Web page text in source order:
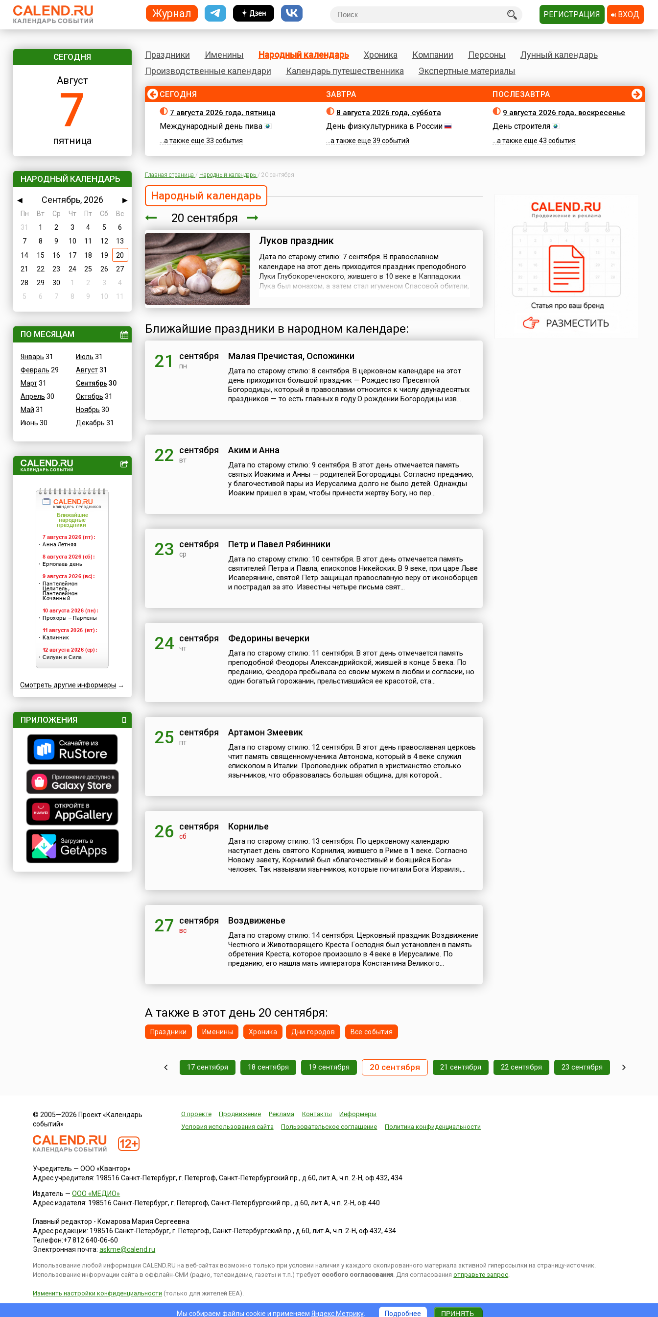
СЕГОДНЯ
Август
7
пятница
НАРОДНЫЙ КАЛЕНДАРЬ
◀ Сентябрь, 2026
▶
Пн
Вт Ср Чт Пт Сб
Вс
31
1 2 3 4 5
6
7
8 9 10 11 12
13
14
15 16 17 18 19
20
21
22 23 24 25 26
27
28
29 30 1 2 3
4
5
6 7 8 9 10 11
ПО МЕСЯЦАМ
Январь 31
Февраль 29
Март31
Апрель 30
Май 31
Июнь 30
Июль 31
Август31
Сентябрь 30
Октябрь 31
Ноябрь 30
Декабрь 31
Смотреть другие информеры →
ПРИЛОЖЕНИЯ
Праздники Именины Народный календарь Хроника Компании Персоны
Лунный календарь
Производственные календари
Календарь путешественника Экспертные материалы
СЕГОДНЯ
7 августа 2026 года, пятница
Международный день пива
...а также еще 33 события
ЗАВТРА
8 августа 2026 года, суббота
День физкультурника в России
...а также еще 39 событий
ПОСЛЕЗАВТРА
9 августа 2026 года, воскресенье
День строителя
...а также еще 43 события
Главная страница / Народный календарь / 20 сентября
Народный календарь
20 сентября
Луков праздник
Дата по старому стилю: 7 сентября. В православном
календаре на этот день приходится праздник преподобного
Луки Глубокореченского, жившего в 10 веке в Каппадокии.
Лука был монахом, а затем стал игуменом Спасовой обители,
отмечать в этот день Луков праз...
Ближайшие праздники в народном календаре:
21 сентября
пн
Малая Пречистая, Оспожинки
Дата по старому стилю: 8 сентября. В церковном календаре на этот
день приходится большой праздник — Рождество Пресвятой
Богородицы, который в православии относится к числу двунадесятых
праздников — то есть главных в году.О рождении Богородицы изв...
22 сентября
вт
Аким и Анна
Дата по старому стилю: 9 сентября. В этот день отмечается память
святых Иоакима и Анны — родителей Богородицы. Согласно преданию,
у благочестивой пары из Иерусалима долго не было детей. Однажды
Иоаким пришел в храм, чтобы принести жертву Богу, но пер...
23 сентября
ср
Петр и Павел Рябинники
Дата по старому стилю: 10 сентября. В этот день отмечается память
святителей Петра и Павла, епископов Никейских. В 9 веке, при царе Льве
Исаверянине, святой Петр защищал православную веру от иконоборцев
и пострадал за это. Известны четыре письма свят...
24 сентября
чт
Федорины вечерки
Дата по старому стилю: 11 сентября. В этот день отмечается память
преподобной Феодоры Александрийской, жившей в конце 5 века. По
преданию, Феодора пребывала со своим мужем в любви и согласии, но
один богатый горожанин, прельстившийся ее красотой, ста...
25 сентября
пт
Артамон Змеевик
Дата по старому стилю: 12 сентября. В этот день православная церковь
чтит память священномученика Автонома, который в 4 веке служил
епископом в Италии. Проповедник обратил в христианство столько
язычников, что образовалась большая община, для которой...
26 сентября
сб
Корнилье
Дата по старому стилю: 13 сентября. По церковному календарю
наступает день святого Корнилия, жившего в Риме в 1 веке. Согласно
Новому завету, Корнилий был «благочестивый и боящийся Бога»
человек. Так называли язычников, которые почитали Бога Израиля,...
27 сентября
вс
Воздвиженье
Дата по старому стилю: 14 сентября. Церковный праздник Воздвижение
Честного и Животворящего Креста Господня был установлен в память
обретения Креста, которое произошло в 4 веке в Иерусалиме. По
преданию, его нашла мать императора Константина Великого...
А также в этот день 20 сентября:
Праздники Именины Хроника Дни городов Все события
17 сентября 18 сентября 19 сентября 20 сентября 21 сентября 22 сентября 23 сентября
© 2005—2026 Проект «Календарь
событий»
О проекте Продвижение Реклама Контакты
Информеры
Условия использования сайта
Пользовательское соглашение Политика конфиденциальности
Учредитель — ООО «Квантор»
Адрес учредителя: 198516 Санкт-Петербург, г. Петергоф, Санкт-Петербургский пр., д.60, лит.А, ч.п. 2-Н, оф.432, 434
Издатель —ООО «МЕДИО»
Адрес издателя: 198516 Санкт-Петербург, г. Петергоф, Санкт-Петербургский пр., д.60, лит.А, ч.п. 2-Н, оф.440
Главный редактор - Комарова Мария Сергеевна
Адрес редакции: 198516 Санкт-Петербург, г. Петергоф,Санкт-Петербургский пр., д.60, лит.А, ч.п. 2-Н, оф.432, 434
Телефон:+7 812 640-06-60
Электронная почта:askme@calend.ru
Использование любой информации CALEND.RU на веб-сайтах возможно только при условии наличия у каждого скопированного материала активной гиперссылки на страницу-источник.
Использование информации сайта в оффлайн-СМИ (радио, телевидение, газеты и т.п.) требует особого согласования. Для согласованияотправьте запрос.
Изменить настройки конфиденциальности (только для жителей EEA).
Журнал РЕГИСТРАЦИЯ ВХОД
Мы собираем файлы cookie и применяем Яндекс.Метрику. Подробнее ПРИНЯТЬ